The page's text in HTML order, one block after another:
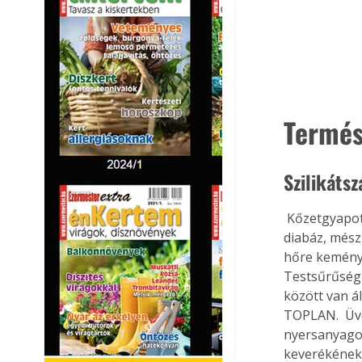

diabáz,
hőre
között van
TOPLAN. 